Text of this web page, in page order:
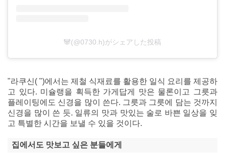
🐼(@0730.h)がシェアした投稿
"라쿠신( ")에서는 제철 식재료를 활용한 일식 요리를 제공하
고 있다. 미슐랭을 획득한 가게답게 맛은 물론이고 그릇과
플레이팅에도 신경을 많이 쓴다. 그릇과 그릇에 담는 것까지
신경을 많이 쓴 듯. 일류의 맛과 맛있는 술로 바쁜 일상을 잊
고 특별한 시간을 보낼 수 있을 것이다.
집에서도 맛보고 싶은 분들에게